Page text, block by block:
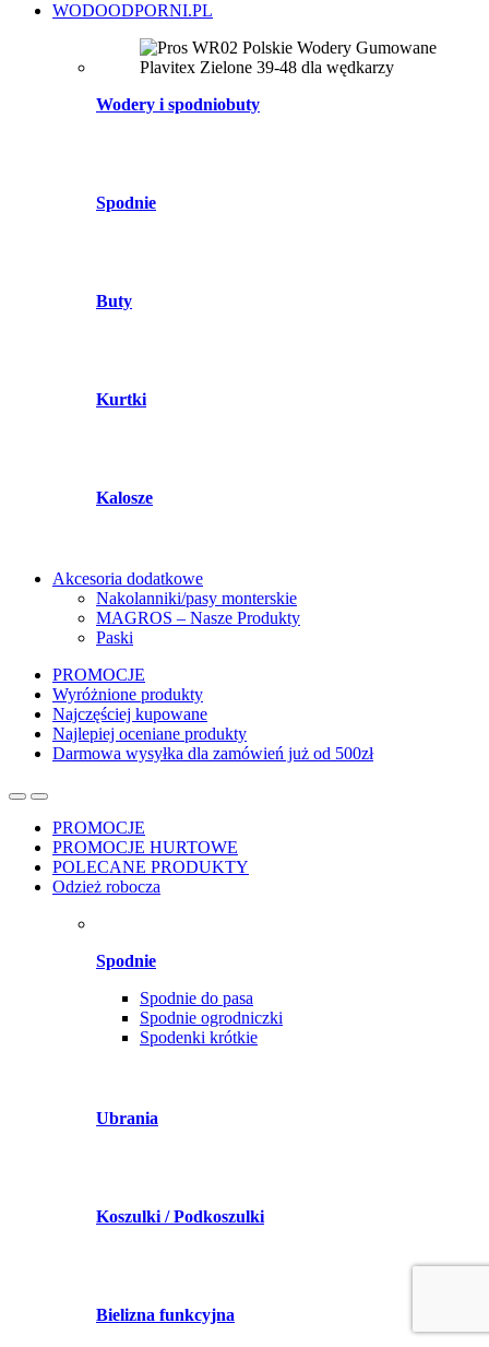
WODOODPORNI.PL
Wodery i spodniobuty
Spodnie
Buty
Kurtki
Kalosze
Akcesoria dodatkowe
Nakolanniki/pasy monterskie
MAGROS – Nasze Produkty
Paski
PROMOCJE
Wyróżnione produkty
Najczęściej kupowane
Najlepiej oceniane produkty
Darmowa wysyłka dla zamówień już od 500zł
PROMOCJE
PROMOCJE HURTOWE
POLECANE PRODUKTY
Odzież robocza
Spodnie
Spodnie do pasa
Spodnie ogrodniczki
Spodenki krótkie
Ubrania
Koszulki / Podkoszulki
Bielizna funkcyjna